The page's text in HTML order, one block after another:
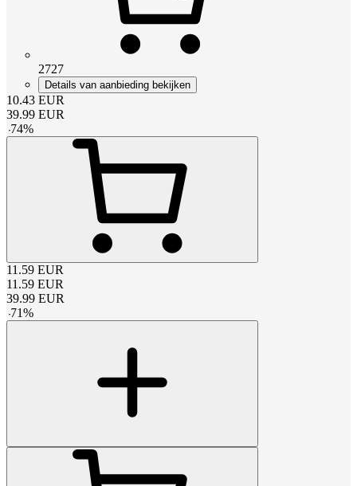
2727
Details van aanbieding bekijken
10.43 EUR
39.99 EUR
-74%
11.59 EUR
11.59 EUR
39.99 EUR
-71%